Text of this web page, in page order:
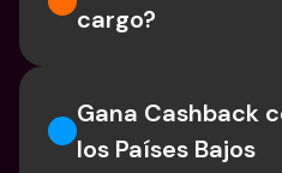
cargo?
Gana Cashback
los Países Bajos